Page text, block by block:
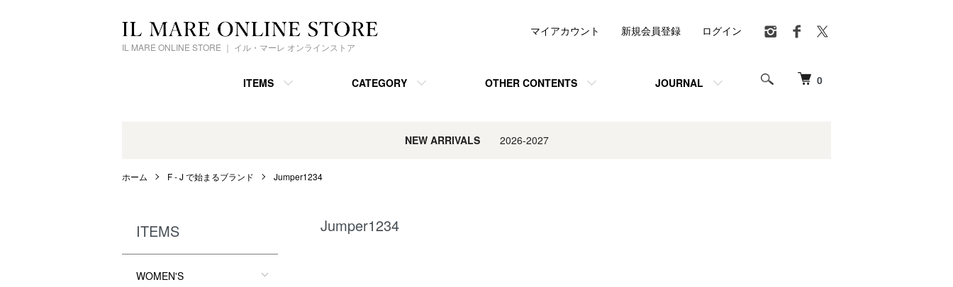
IL MARE ONLINE STORE ｜ イル・マーレ オンラインストア
0
ITEMS CATEGORY OTHER CONTENTS JOURNAL
マイアカウント 新規会員登録 ログイン
NEW ARRIVALS2026-2027
ホーム F - J で始まるブランド Jumper1234
Jumper1234
ITEMS
WOMEN'S